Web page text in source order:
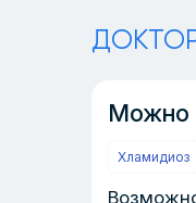
Можно
Хламидиоз